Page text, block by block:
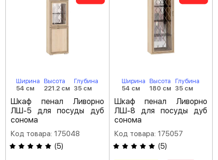
Ширина
54 см
Высота
221.2 см
Глубина
35 см
Шкаф пенал Ливорно
ЛШ-5 для посуды дуб
сонома
Код товара: 175048
(5)
Ширина
54 см
Высота
180 см
Глубина
35 см
Шкаф пенал Ливорно
ЛШ-8 для посуды дуб
сонома
Код товара: 175057
(5)